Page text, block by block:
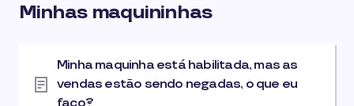
Minhas maquininhas
Minha maquinha está habilitada, mas as
vendas estão sendo negadas, o que eu